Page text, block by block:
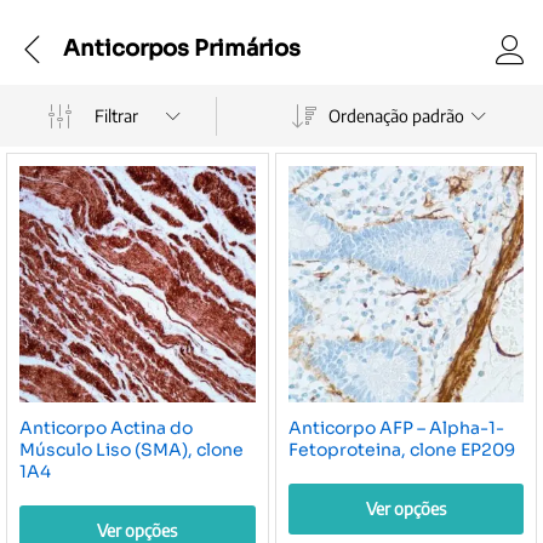
Anticorpos Primários
Filtrar Ordenação padrão
Anticorpo Actina do
Músculo Liso (SMA), clone
1A4
Ver opções
Anticorpo AFP – Alpha-1-
Fetoproteina, clone EP209
Ver opções